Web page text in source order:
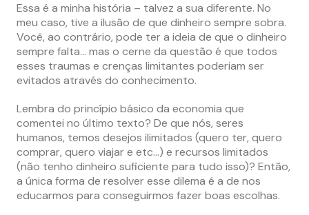
Essa é a minha história – talvez a sua diferente. No
meu caso, tive a ilusão de que dinheiro sempre sobra.
Você, ao contrário, pode ter a ideia de que o dinheiro
sempre falta… mas o cerne da questão é que todos
esses traumas e crenças limitantes poderiam ser
evitados através do conhecimento.
Lembra do princípio básico da economia que
comentei no último texto? De que nós, seres
humanos, temos desejos ilimitados (quero ter, quero
comprar, quero viajar e etc…) e recursos limitados
(não tenho dinheiro suficiente para tudo isso)? Então,
a única forma de resolver esse dilema é a de nos
educarmos para conseguirmos fazer boas escolhas.